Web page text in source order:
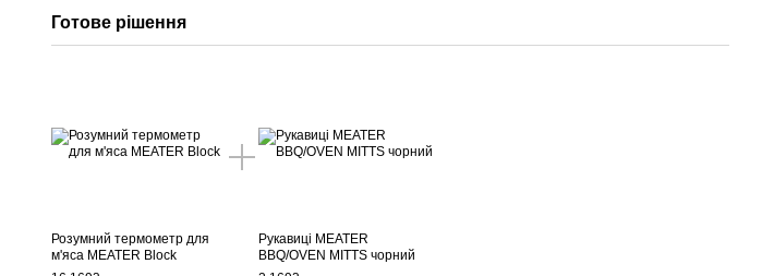
Готове рішення
Розумний термометр для
м'яса MEATER Block
Рукавиці MEATER
BBQ/OVEN MITTS чорний